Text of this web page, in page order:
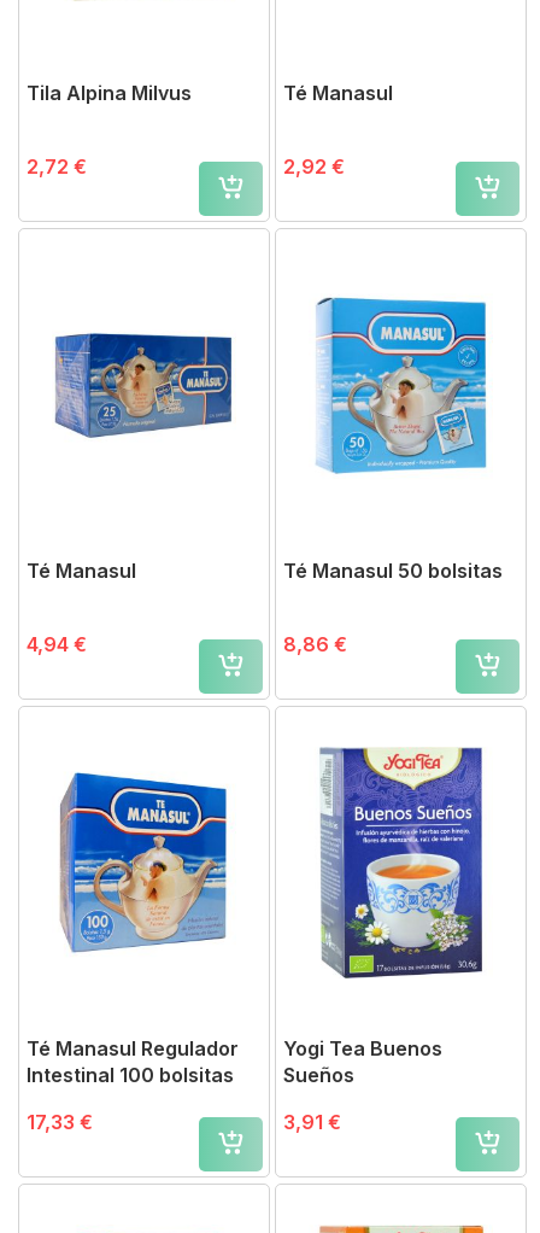
Tila Alpina Milvus
2,72 €
Té Manasul
2,92 €
Té Manasul
4,94 €
Té Manasul 50 bolsitas
8,86 €
Té Manasul Regulador
Intestinal 100 bolsitas
17,33 €
Yogi Tea Buenos
Sueños
3,91 €